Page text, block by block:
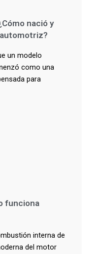
nació y
un modelo
como una
para
funciona
interna de
del motor